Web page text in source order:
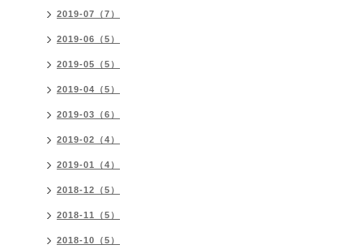
2019-07（7）
2019-06（5）
2019-05（5）
2019-04（5）
2019-03（6）
2019-02（4）
2019-01（4）
2018-12（5）
2018-11（5）
2018-10（5）